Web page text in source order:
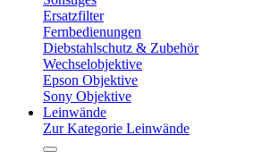
Ersatzfilter
Fernbedienungen
Diebstahlschutz & Zubehör
Wechselobjektive
Epson Objektive
Sony Objektive
Leinwände
Zur Kategorie Leinwände